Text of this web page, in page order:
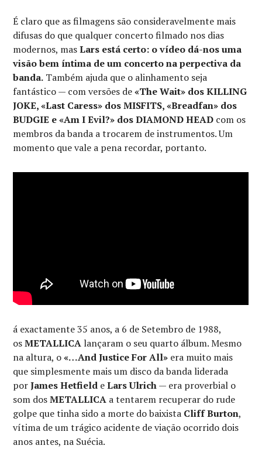
É claro que as filmagens são consideravelmente mais
difusas do que qualquer concerto filmado nos dias
modernos, masLars está certo: o vídeo dá-nos uma
visão bem íntima de um concerto na perpectiva da
banda. Também ajuda que o alinhamento seja
fantástico — com versões de«The Wait» dos KILLING
JOKE, «Last Caress» dos MISFITS, «Breadfan» dos
BUDGIE e «Am I Evil?» dos DIAMOND HEAD com os
membros da banda a trocarem de instrumentos. Um
momento que vale a pena recordar, portanto.
á exactamente 35 anos, a 6 de Setembro de 1988,
osMETALLICA lançaram o seu quarto álbum. Mesmo
na altura, o«…And Justice For All» era muito mais
que simplesmente mais um disco da banda liderada
porJames Hetfield eLars Ulrich— era proverbial o
som dosMETALLICA a tentarem recuperar do rude
golpe que tinha sido a morte do baixista Cliff Burton,
vítima de um trágico acidente de viação ocorrido dois
anos antes, na Suécia.